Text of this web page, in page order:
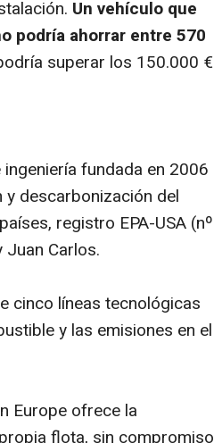
Un vehículo que
podría ahorrar entre 570
superar los 150.000 €
fundada en 2006
descarbonización del
registro EPA-USA (nº
Carlos.
cinco líneas tecnológicas
y las emisiones en el
Europe ofrece la
flota, sin compromiso